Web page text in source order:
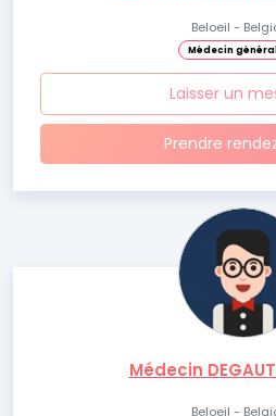
Beloeil -
Médecin
Laisser un
Prendre
Médecin
Beloeil -